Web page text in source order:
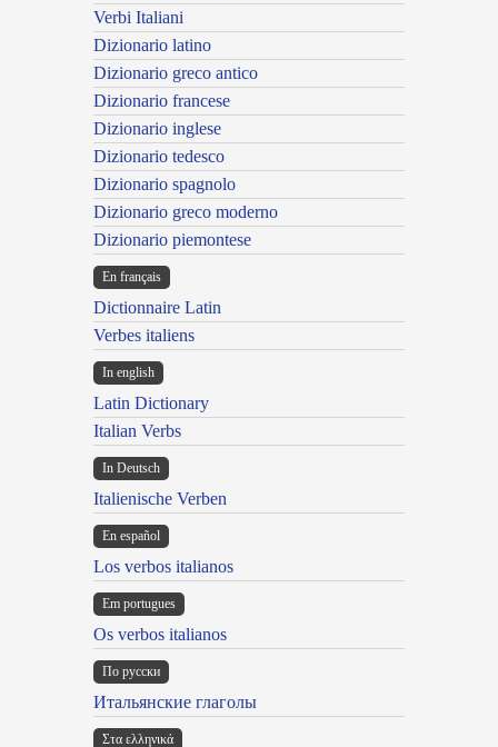
Verbi Italiani
Dizionario latino
Dizionario greco antico
Dizionario francese
Dizionario inglese
Dizionario tedesco
Dizionario spagnolo
Dizionario greco moderno
Dizionario piemontese
En français
Dictionnaire Latin
Verbes italiens
In english
Latin Dictionary
Italian Verbs
In Deutsch
Italienische Verben
En español
Los verbos italianos
Em portugues
Os verbos italianos
По русски
Итальянские глаголы
Στα ελληνικά